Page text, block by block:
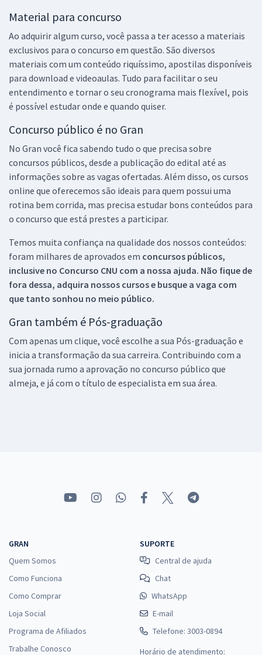
Material para concurso
Ao adquirir algum curso, você passa a ter acesso a materiais
exclusivos para o concurso em questão. São diversos
materiais com um conteúdo riquíssimo, apostilas disponíveis
para download e videoaulas. Tudo para facilitar o seu
entendimento e tornar o seu cronograma mais flexível, pois
é possível estudar onde e quando quiser.
Concurso público é no Gran
No Gran você fica sabendo tudo o que precisa sobre
concursos públicos, desde a publicação do edital até as
informações sobre as vagas ofertadas. Além disso, os cursos
online que oferecemos são ideais para quem possui uma
rotina bem corrida, mas precisa estudar bons conteúdos para
o concurso que está prestes a participar.
Temos muita confiança na qualidade dos nossos conteúdos:
foram milhares de aprovados em concursos públicos,
inclusive no Concurso CNU com a nossa ajuda. Não fique de
fora dessa, adquira nossos cursos e busque a vaga com
que tanto sonhou no meio público.
Gran também é Pós-graduação
Com apenas um clique, você escolhe a sua Pós-graduação e
inicia a transformação da sua carreira. Contribuindo com a
sua jornada rumo a aprovação no concurso público que
almeja, e já com o título de especialista em sua área.
GRAN
Quem Somos
Como Funciona
Como Comprar
Loja Social
Programa de Afiliados
Trabalhe Conosco
SUPORTE
Central de ajuda
Chat
WhatsApp
E-mail
Telefone: 3003-0894
Horário de atendimento: